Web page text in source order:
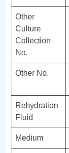
Other
Culture
Collection
No.
Other No.
Rehydration
Fluid
Medium